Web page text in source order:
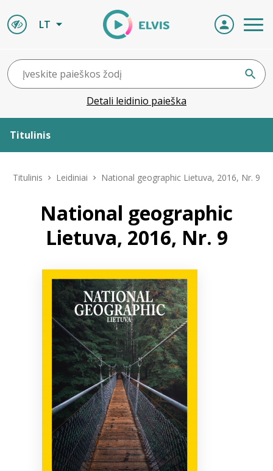
LT
Detali leidinio paieška
Titulinis
Leidiniai
ELVIS atvyksta
Naujienos
Bibliotekoms
Titulinis Leidiniai National geographic Lietuva, 2016, Nr. 9
National geographic
Lietuva, 2016, Nr. 9